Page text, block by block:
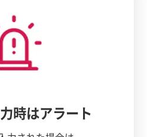
時はアラート